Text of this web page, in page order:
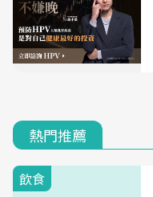
熱門推薦
飲食